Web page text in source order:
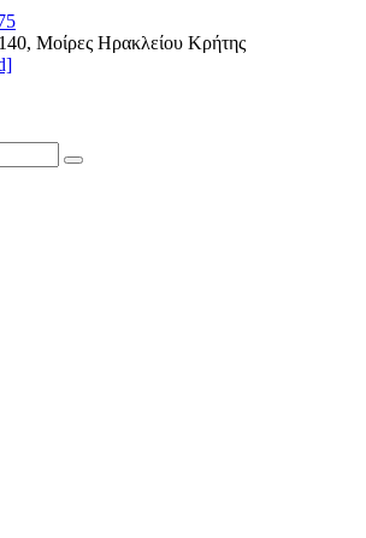
Μοίρες Ηρακλείου Κρήτης